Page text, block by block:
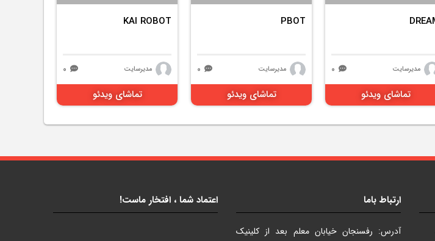
مدیرسایت
تماشای ویدئو
PBOT
مدیرسایت
تماشای ویدئو
KAI ROBOT
مدیرسایت
تماشای ویدئو
ارتباط باما
آدرس: رفسنجان خیابان معلم بعد از کلینیک
اعتماد شما ، افتخار ماست!